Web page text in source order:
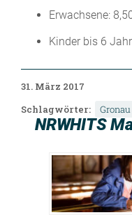
Erwachsene:
Kinder bis 6
31. März 2017
Schlagwörter:
Gronau
NRWHITS